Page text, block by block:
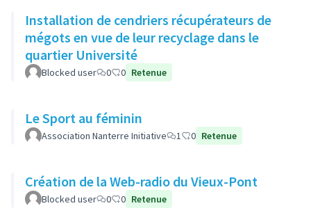
Installation de cendriers récupérateurs de
mégots en vue de leur recyclage dans le
quartier Université
Blocked user 0 0 Retenue
Le Sport au féminin
Association Nanterre Initiative 1 0 Retenue
Création de la Web-radio du Vieux-Pont
Blocked user 0 0 Retenue